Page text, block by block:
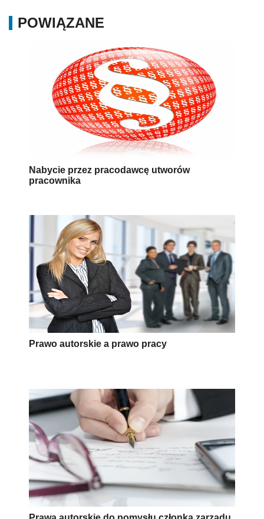
POWIĄZANE
Nabycie przez pracodawcę utworów
pracownika
Prawo autorskie a prawo pracy